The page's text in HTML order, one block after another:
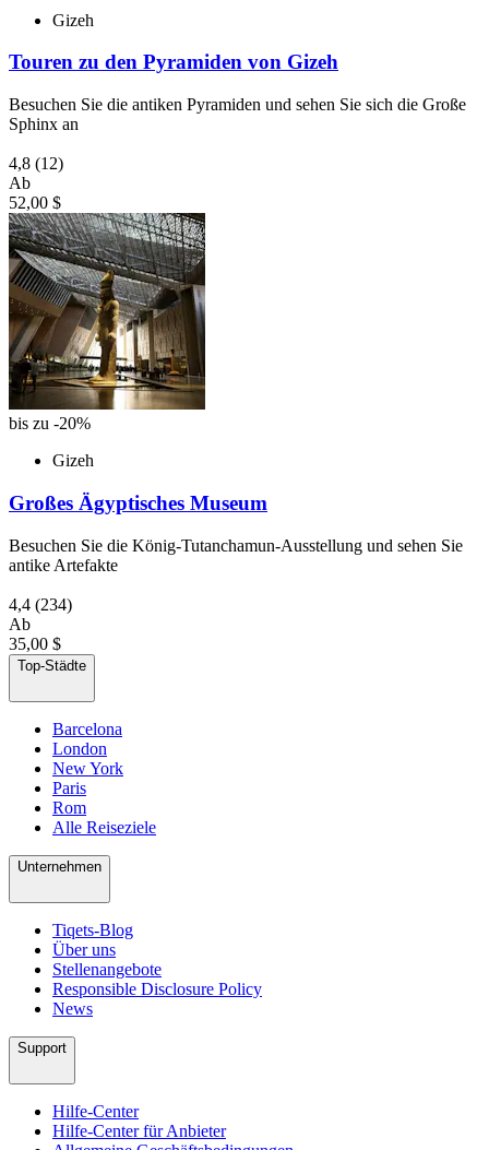
Gizeh
Touren zu den Pyramiden von Gizeh
Besuchen Sie die antiken Pyramiden und sehen Sie sich die Große
Sphinx an
4,8 (12)
Ab
52,00 $
bis zu -20%
Gizeh
Großes Ägyptisches Museum
Besuchen Sie die König-Tutanchamun-Ausstellung und sehen Sie
antike Artefakte
4,4 (234)
Ab
35,00 $
Top-Städte
Barcelona
London
New York
Paris
Rom
Alle Reiseziele
Unternehmen
Tiqets-Blog
Über uns
Stellenangebote
Responsible Disclosure Policy
News
Support
Hilfe-Center
Hilfe-Center für Anbieter